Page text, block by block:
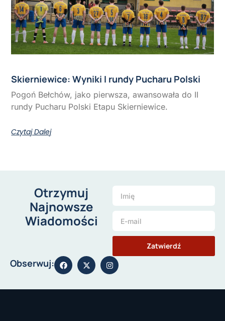
Skierniewice: Wyniki I rundy Pucharu Polski
Pogoń Bełchów, jako pierwsza, awansowała do II
rundy Pucharu Polski Etapu Skierniewice.
Czytaj Dalej
Otrzymuj
Najnowsze
Wiadomości
Zatwierdź
Obserwuj: